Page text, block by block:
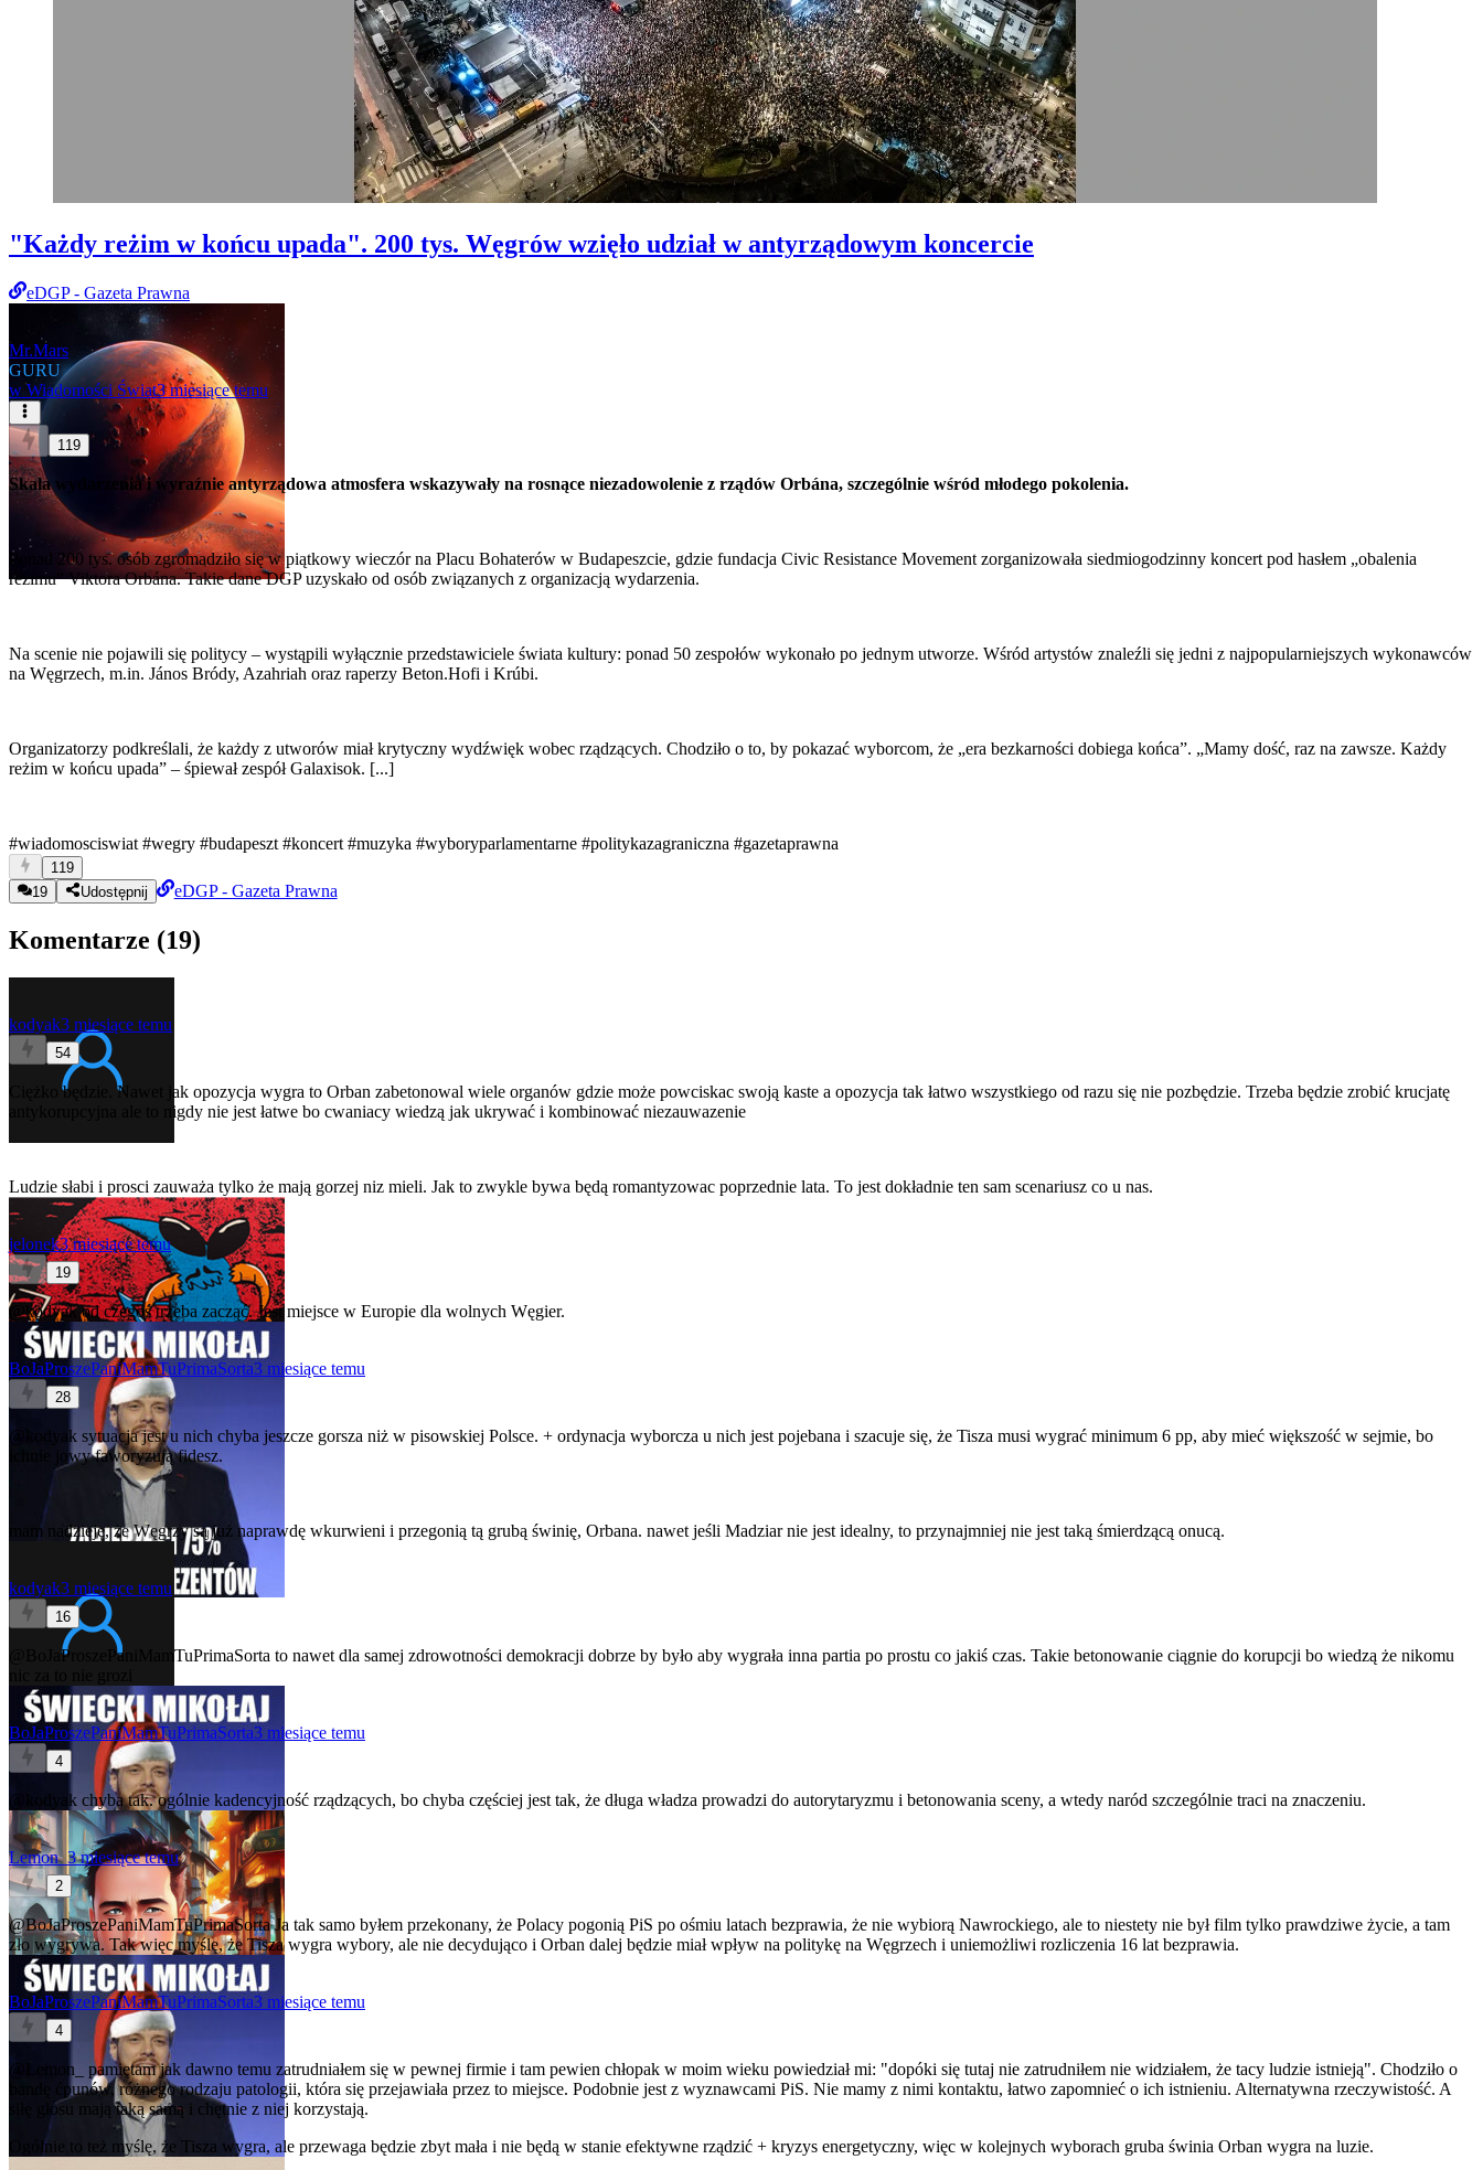
"Każdy reżim w końcu upada". 200 tys. Węgrów wzięło udział w antyrządowym koncercie
eDGP - Gazeta Prawna
Mr.Mars
GURU
w Wiadomości Świat3 miesiące temu
119
Skala wydarzenia i wyraźnie antyrządowa atmosfera wskazywały na rosnące niezadowolenie z rządów Orbána, szczególnie wśród młodego pokolenia.
Ponad 200 tys. osób zgromadziło się w piątkowy wieczór na Placu Bohaterów w Budapeszcie, gdzie fundacja Civic Resistance Movement zorganizowała siedmiogodzinny koncert pod hasłem „obalenia
reżimu” Viktora Orbána. Takie dane DGP uzyskało od osób związanych z organizacją wydarzenia.
Na scenie nie pojawili się politycy – wystąpili wyłącznie przedstawiciele świata kultury: ponad 50 zespołów wykonało po jednym utworze. Wśród artystów znaleźli się jedni z najpopularniejszych wykonawców
na Węgrzech, m.in. János Bródy, Azahriah oraz raperzy Beton.Hofi i Krúbi.
Organizatorzy podkreślali, że każdy z utworów miał krytyczny wydźwięk wobec rządzących. Chodziło o to, by pokazać wyborcom, że „era bezkarności dobiega końca”. „Mamy dość, raz na zawsze. Każdy
reżim w końcu upada” – śpiewał zespół Galaxisok. [...]
#wiadomosciswiat #wegry #budapeszt #koncert #muzyka #wyboryparlamentarne #politykazagraniczna #gazetaprawna
119
19
Udostępnij eDGP - Gazeta Prawna
Komentarze (19)
kodyak3 miesiące temu
54
Ciężko będzie. Nawet jak opozycja wygra to Orban zabetonowal wiele organów gdzie może powciskac swoją kaste a opozycja tak łatwo wszystkiego od razu się nie pozbędzie. Trzeba będzie zrobić krucjatę
antykorupcyjna ale to nigdy nie jest łatwe bo cwaniacy wiedzą jak ukrywać i kombinować niezauwazenie
Ludzie słabi i prosci zauważa tylko że mają gorzej niz mieli. Jak to zwykle bywa będą romantyzowac poprzednie lata. To jest dokładnie ten sam scenariusz co u nas.
jelonek3 miesiące temu
19
@kodyakod czegoś trzeba zacząć. Jest miejsce w Europie dla wolnych Węgier.
BoJaProszePaniMamTuPrimaSorta3 miesiące temu
28
@kodyak sytuacja jest u nich chyba jeszcze gorsza niż w pisowskiej Polsce. + ordynacja wyborcza u nich jest pojebana i szacuje się, że Tisza musi wygrać minimum 6 pp, aby mieć większość w sejmie, bo
ichnie jowy faworyzują fidesz.
mam nadzieję, że Węgrzy są już naprawdę wkurwieni i przegonią tą grubą świnię, Orbana. nawet jeśli Madziar nie jest idealny, to przynajmniej nie jest taką śmierdzącą onucą.
kodyak3 miesiące temu
16
@BoJaProszePaniMamTuPrimaSorta to nawet dla samej zdrowotności demokracji dobrze by było aby wygrała inna partia po prostu co jakiś czas. Takie betonowanie ciągnie do korupcji bo wiedzą że nikomu
BoJaProszePaniMamTuPrimaSorta3 miesiące temu
4
@kodyak chyba tak. ogólnie kadencyjność rządzących, bo chyba częściej jest tak, że długa władza prowadzi do autorytaryzmu i betonowania sceny, a wtedy naród szczególnie traci na znaczeniu.
Lemon_3 miesiące temu
2
@BoJaProszePaniMamTuPrimaSortaJa tak samo byłem przekonany, że Polacy pogonią PiS po ośmiu latach bezprawia, że nie wybiorą Nawrockiego, ale to niestety nie był film tylko prawdziwe życie, a tam
zło wygrywa. Tak więc myślę, że Tisza wygra wybory, ale nie decydująco i Orban dalej będzie miał wpływ na politykę na Węgrzech i uniemożliwi rozliczenia 16 lat bezprawia.
BoJaProszePaniMamTuPrimaSorta3 miesiące temu
4
@Lemon_
pamiętam jak dawno temu zatrudniałem się w pewnej firmie i tam pewien chłopak w moim wieku powiedział mi: "dopóki się tutaj nie zatrudniłem nie widziałem, że tacy ludzie istnieją". Chodziło o
bandę ćpunów, różnego rodzaju patologii, która się przejawiała przez to miejsce. Podobnie jest z wyznawcami PiS. Nie mamy z nimi kontaktu, łatwo zapomnieć o ich istnieniu. Alternatywna rzeczywistość. A
siłę głosu mają taką samą i chętnie z niej korzystają.
Ogólnie to też myślę, że Tisza wygra, ale przewaga będzie zbyt mała i nie będą w stanie efektywne rządzić + kryzys energetyczny, więc w kolejnych wyborach gruba świnia Orban wygra na luzie.